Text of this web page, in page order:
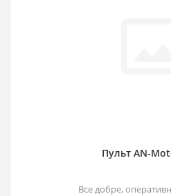
Пульт AN-
Все добре,